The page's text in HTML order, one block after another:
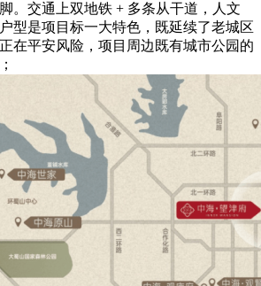
。交通上双地铁 + 多条从干道，人文
型是项目标一大特色，既延续了老城区
在平安风险，项目周边既有城市公园的